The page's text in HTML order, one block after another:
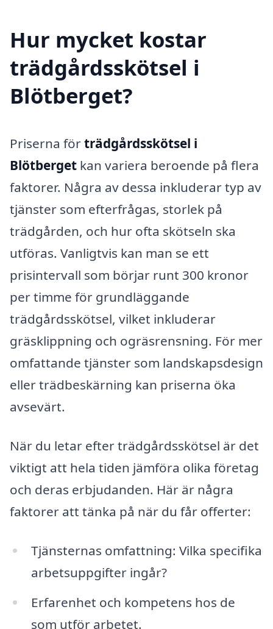
Hur mycket kostar
trädgårdsskötsel i
Blötberget?
Priserna förträdgårdsskötsel i
Blötberget kan variera beroende på flera
faktorer. Några av dessa inkluderar typ av
tjänster som efterfrågas, storlek på
trädgården, och hur ofta skötseln ska
utföras. Vanligtvis kan man se ett
prisintervall som börjar runt 300 kronor
per timme för grundläggande
trädgårdsskötsel, vilket inkluderar
gräsklippning och ogräsrensning. För mer
omfattande tjänster som landskapsdesign
eller trädbeskärning kan priserna öka
avsevärt.
När du letar efter trädgårdsskötsel är det
viktigt att hela tiden jämföra olika företag
och deras erbjudanden. Här är några
faktorer att tänka på när du får offerter:
Tjänsternas omfattning: Vilka specifika
arbetsuppgifter ingår?
Erfarenhet och kompetens hos de
som utför arbetet.